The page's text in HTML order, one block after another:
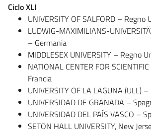
Ciclo XLI
UNIVERSITY OF SALFORD – Regno
LUDWIG-MAXIMILIANS-
– Germania
MIDDLESEX UNIVERSITY – Regno
NATIONAL CENTER FOR
Francia
UNIVERSITY OF LA LAGUNA (ULL)
UNIVERSIDAD DE GRANADA –
UNIVERSIDAD DEL PAÍS VASCO –
SETON HALL UNIVERSITY, New